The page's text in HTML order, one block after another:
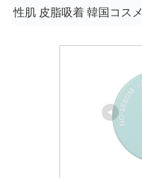
性肌 皮脂吸着 韓国コスメ